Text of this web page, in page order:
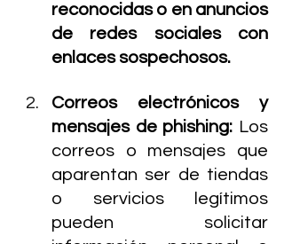
reconocidas o en anuncios
de redes sociales con
enlaces sospechosos.
Correos electrónicos y
mensajes de phishing: Los
correos o mensajes que
aparentan ser de tiendas
o servicios legítimos
pueden solicitar